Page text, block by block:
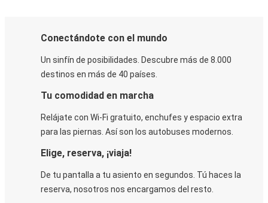
Conectándote con el mundo
Un sinfín de posibilidades. Descubre más de 8.000
destinos en más de 40 países.
Tu comodidad en marcha
Relájate con Wi-Fi gratuito, enchufes y espacio extra
para las piernas. Así son los autobuses modernos.
Elige, reserva, ¡viaja!
De tu pantalla a tu asiento en segundos. Tú haces la
reserva, nosotros nos encargamos del resto.